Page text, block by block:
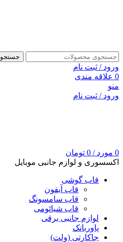
جستجو
ورود / ثبت نام
0 علاقه مندی
منو
ورود / ثبت نام
0 مورد /
0 تومان
اکسسوری و لوازم جانبی موبایل
قاب گوشی
قاب آیفون
قاب سامسونگ
قاب شیائومی
لوازم جانبی برقی
پاوربانک
جاکارتی (ولت)